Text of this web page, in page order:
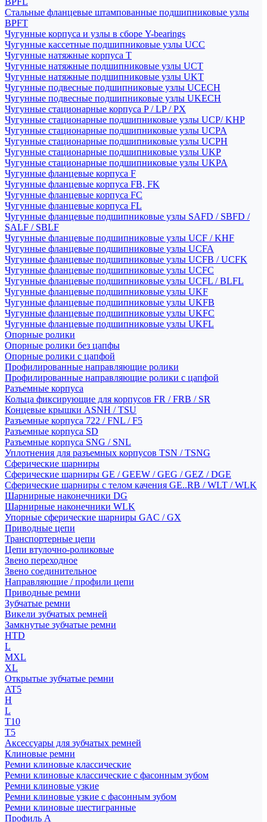
Стальные фланцевые штампованные подшипниковые узлы
BPFT
Чугунные корпуса и узлы в сборе Y-bearings
Чугунные кассетные подшипниковые узлы UCC
Чугунные натяжные корпуса T
Чугунные натяжные подшипниковые узлы UCT
Чугунные натяжные подшипниковые узлы UKT
Чугунные подвесные подшипниковые узлы UCECH
Чугунные подвесные подшипниковые узлы UKECH
Чугунные стационарные корпуса P / LP / PX
Чугунные стационарные подшипниковые узлы UCP/ KHP
Чугунные стационарные подшипниковые узлы UCPA
Чугунные стационарные подшипниковые узлы UCPH
Чугунные стационарные подшипниковые узлы UKP
Чугунные стационарные подшипниковые узлы UKPA
Чугунные фланцевые корпуса F
Чугунные фланцевые корпуса FB, FK
Чугунные фланцевые корпуса FC
Чугунные фланцевые корпуса FL
Чугунные фланцевые подшипниковые узлы SAFD / SBFD /
SALF / SBLF
Чугунные фланцевые подшипниковые узлы UCF / KHF
Чугунные фланцевые подшипниковые узлы UCFA
Чугунные фланцевые подшипниковые узлы UCFB / UCFK
Чугунные фланцевые подшипниковые узлы UCFC
Чугунные фланцевые подшипниковые узлы UCFL / BLFL
Чугунные фланцевые подшипниковые узлы UKF
Чугунные фланцевые подшипниковые узлы UKFB
Чугунные фланцевые подшипниковые узлы UKFC
Чугунные фланцевые подшипниковые узлы UKFL
Опорные ролики
Опорные ролики без цапфы
Опорные ролики с цапфой
Профилированные направляющие ролики
Профилированные направляющие ролики с цапфой
Разъемные корпуса
Кольца фиксирующие для корпусов FR / FRB / SR
Концевые крышки ASNH / TSU
Разъемные корпуса 722 / FNL / F5
Разъемные корпуса SD
Разъемные корпуса SNG / SNL
Уплотнения для разъемных корпусов TSN / TSNG
Сферические шарниры
Сферические шарниры GE / GEEW / GEG / GEZ / DGE
Сферические шарниры с телом качения GE..RB / WLT / WLK
Шарнирные наконечники DG
Шарнирные наконечники WLK
Упорные сферические шарниры GAC / GX
Приводные цепи
Транспортерные цепи
Цепи втулочно-роликовые
Звено переходное
Звено соединительное
Направляющие / профили цепи
Приводные ремни
Зубчатые ремни
Викели зубчатых ремней
Замкнутые зубчатые ремни
HTD
L
MXL
XL
Открытые зубчатые ремни
AT5
H
L
T10
T5
Аксессуары для зубчатых ремней
Клиновые ремни
Ремни клиновые классические
Ремни клиновые классические с фасонным зубом
Ремни клиновые узкие
Ремни клиновые узкие с фасонным зубом
Ремни клиновые шестигранные
Профиль A